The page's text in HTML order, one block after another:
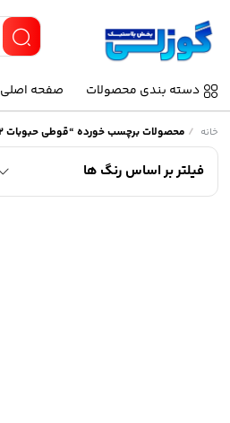
دسته بندی محصولات صفحه اصلی
خانه / محصولات برچسب خورده “قوطی حبوبات XL2 آریسام”
فیلتر بر اساس رنگ ها